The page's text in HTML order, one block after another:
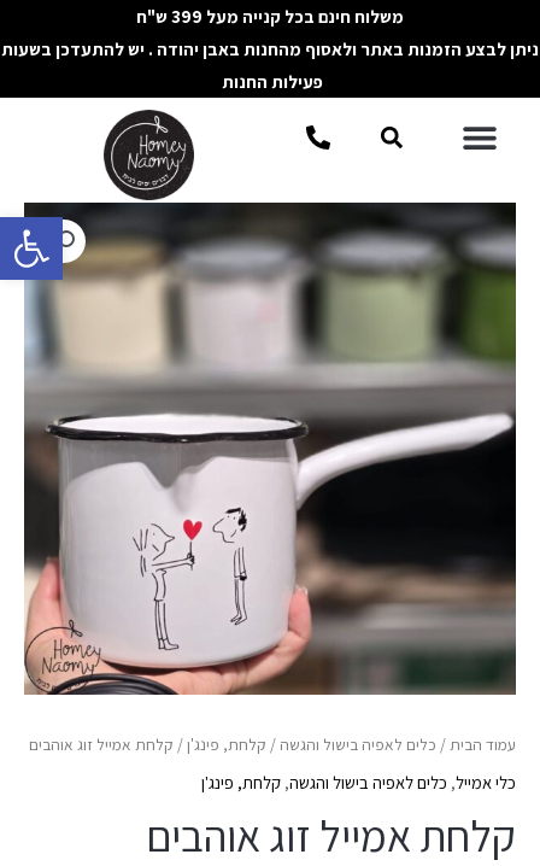
פתח
לתוכן
משלוח חינם בכל קנייה מעל 399 ש"ח
ניתן לבצע הזמנות באתר ולאסוף מהחנות באבן יהודה . יש להתעדכן בשעות
פעילות החנות
תפריטחיפוש
עמוד הבית/ כלים לאפיה בישול והגשה / קלחת, פינג'ן/ קלחת אמייל זוג אוהבים
כלי אמייל, כלים לאפיה בישול והגשה, קלחת, פינג'ן
קלחת אמייל זוג אוהבים
של
קלחת
אוהבים